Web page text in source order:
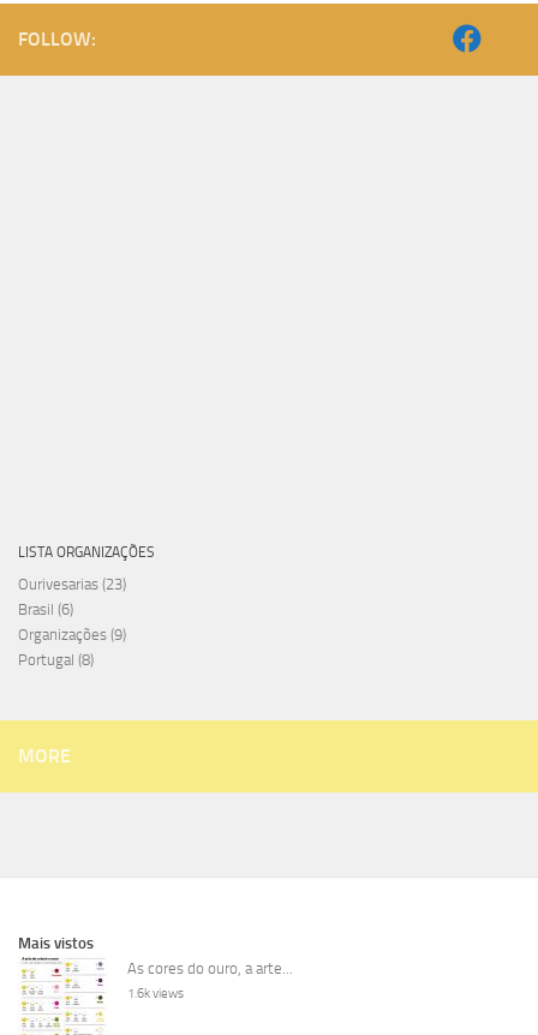
FOLLOW:
LISTA ORGANIZAÇÕES
Ourivesarias (23)
Brasil (6)
Organizações (9)
Portugal (8)
MORE
Mais vistos
As cores do ouro, a arte...
1.6k views